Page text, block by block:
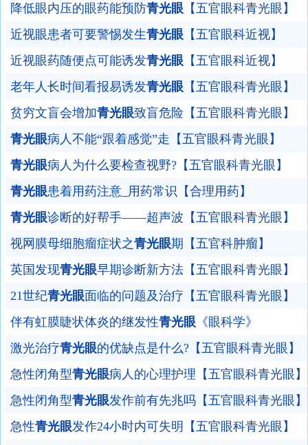
降低眼内压的眼药能预防青光眼 【五官眼科青光眼】
近视眼患者可要警惕发生青光眼 【五官眼科近视】
近视眼药随便点可能诱发青光眼 【五官眼科近视】
老年人长时间看报易诱发青光眼 【五官眼科青光眼】
贫穷文盲会增加青光眼致盲危险【五官眼科青光眼】
青光眼病人不能“跟着感觉”走【五官眼科青光眼】
青光眼病人为什么要检查视野?【五官眼科青光眼】
青光眼患着用药注意_用药常识【合理用药】
青光眼诊断的好帮手——超声波【五官眼科青光眼】
视网膜母细胞瘤症状之青光眼期【五官科肿瘤】
英国发现青光眼早期诊断新方法【五官眼科青光眼】
21世纪青光眼面临的问题及治疗【五官眼科青光眼】
伴有虹膜睫状体炎的继发性青光眼 《眼科学》
激光治疗青光眼的优缺点是什么?【五官眼科青光眼】
急性闭角型青光眼病人的心理护理【五官眼科青光眼】
急性闭角型青光眼发作前有先兆吗【五官眼科青光眼】
急性青光眼发作24小时内可失明【五官眼科青光眼】